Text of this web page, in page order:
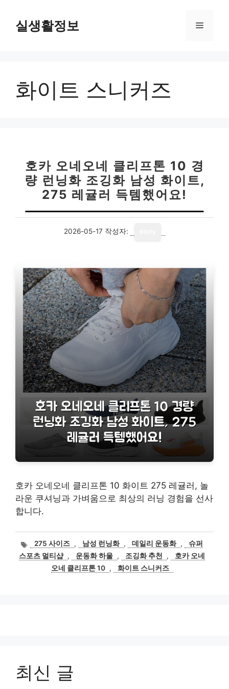
실생활정보 메
화이트 스니커즈
호카 오네오네 클리프톤 10 경
량 런닝화 조깅화 남성 화이트,
275 레귤러 득템했어요!
2026-05-17 작성자:
호카 오네오네 클리프톤 10 화이트 275 레귤러, 놀
라운 쿠셔닝과 가벼움으로 최상의 러닝 경험을 선사
합니다.
태
그
275 사이즈 , 남성 런닝화 , 데일리 운동화 ,
슈퍼
스포츠 멀티샵 , 운동화 하울 , 조깅화 추천 ,
호카 오네
오네 클리프톤 10 , 화이트 스니커즈
최신 글